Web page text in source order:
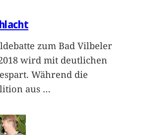
zum Bad Vilbeler
wird mit deutlichen
Während die
aus …